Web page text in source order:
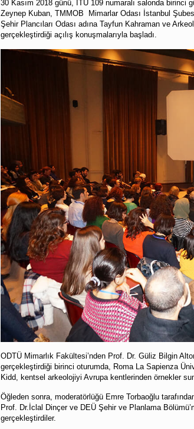
30 Kasım 2018 günü, İTÜ 109 numaralı salonda birinci
Zeynep Kuban, TMMOB Mimarlar Odası İstanbul
Şehir Plancıları Odası adına Tayfun Kahraman ve
gerçekleştirdiği açılış konuşmalarıyla başladı.
ODTÜ Mimarlık Fakültesi’nden Prof. Dr. Güliz Bilgin
gerçekleştirdiği birinci oturumda, Roma La Sapienza
Kidd, kentsel arkeolojiyi Avrupa kentlerinden örnekler
Öğleden sonra, moderatörlüğü Emre Torbaoğlu
Prof. Dr.İclal Dinçer ve DEÜ Şehir ve Planlama
gerçekleştirdiler.